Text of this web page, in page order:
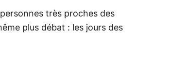
très proches des
plus débat : les jours des